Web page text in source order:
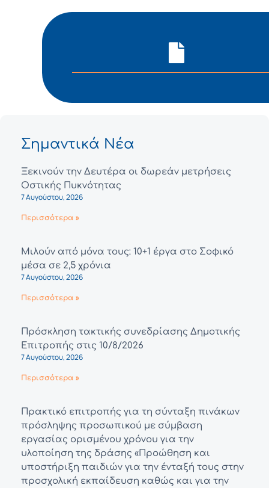
Σημαντικά Νέα
Ξεκινούν την Δευτέρα οι δωρεάν μετρήσεις
Οστικής Πυκνότητας
7 Αυγούστου, 2026
Περισσότερα »
Μιλούν από μόνα τους: 10+1 έργα στο Σοφικό
μέσα σε 2,5 χρόνια
7 Αυγούστου, 2026
Περισσότερα »
Πρόσκληση τακτικής συνεδρίασης Δημοτικής
Επιτροπής στις 10/8/2026
7 Αυγούστου, 2026
Περισσότερα »
Πρακτικό επιτροπής για τη σύνταξη πινάκων
πρόσληψης προσωπικού με σύμβαση
εργασίας ορισμένου χρόνου για την
υλοποίηση της δράσης «Προώθηση και
υποστήριξη παιδιών για την ένταξή τους στην
προσχολική εκπαίδευση καθώς και για την